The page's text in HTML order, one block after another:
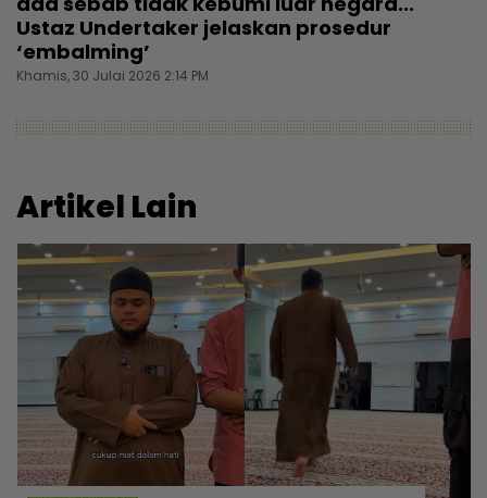
Ustaz Undertaker jelaskan prosedur
‘embalming’
Khamis, 30 Julai 2026 2:14 PM
Artikel Lain